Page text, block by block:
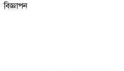
বিজ্ঞাপন